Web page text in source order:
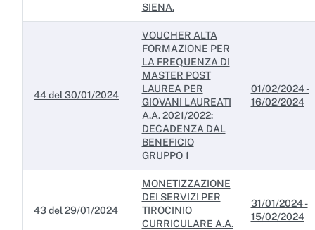
SIENA.
44 del 30/01/2024
VOUCHER ALTA
FORMAZIONE PER
LA FREQUENZA DI
MASTER POST
LAUREA PER
GIOVANI LAUREATI
A.A. 2021/2022:
DECADENZA DAL
BENEFICIO
GRUPPO 1
01/02/2024 -
16/02/2024
43 del 29/01/2024
MONETIZZAZIONE
DEI SERVIZI PER
TIROCINIO
CURRICULARE A.A.
31/01/2024 -
15/02/2024